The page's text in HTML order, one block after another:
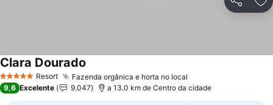
Partilhar
5 Estrelas Resort Fazenda orgânica e horta no local
Clara Dourado
9,6 Excelente 9.047 a 13.0 km de Centro da cidade